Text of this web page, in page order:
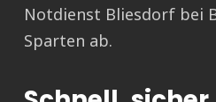
Notdienst Bliesdorf bei
Sparten ab.